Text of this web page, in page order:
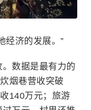
经济的发展。”
数据是最有力的
烟巷营收突破
140万元；旅游